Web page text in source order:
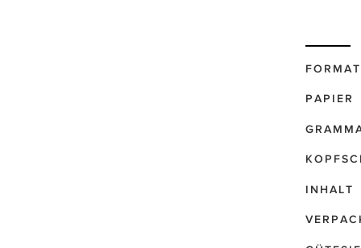
FORMAT
PAPIER
INHALT